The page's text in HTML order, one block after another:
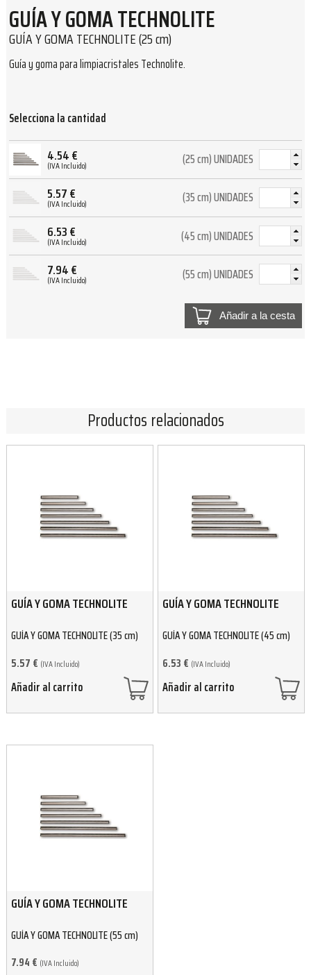
GUÍA Y GOMA TECHNOLITE
GUÍA Y GOMA TECHNOLITE (25 cm)
Guía y goma para limpiacristales Technolite.
Selecciona la cantidad
4.54€
(IVA Incluido) (25 cm) UNIDADES
5.57€
(IVA Incluido) (35 cm) UNIDADES
6.53€
(IVA Incluido) (45 cm) UNIDADES
7.94€
(IVA Incluido) (55 cm) UNIDADES
Añadir a la cesta
Productos relacionados
GUÍA Y GOMA TECHNOLITE
GUÍA Y GOMA TECHNOLITE (35 cm)
5.57 € (IVA Incluido)
Añadir al carrito
GUÍA Y GOMA TECHNOLITE
GUÍA Y GOMA TECHNOLITE (45 cm)
6.53 € (IVA Incluido)
Añadir al carrito
GUÍA Y GOMA TECHNOLITE
GUÍA Y GOMA TECHNOLITE (55 cm)
7.94 € (IVA Incluido)